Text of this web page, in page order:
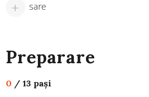
sare
Preparare
0 / 13 pași